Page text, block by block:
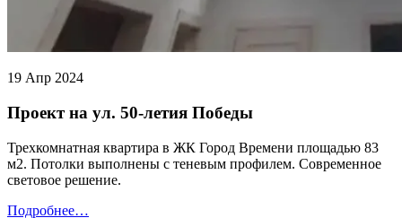
19 Апр 2024
Проект на ул. 50-летия Победы
Трехкомнатная квартира в ЖК Город Времени площадью 83
м2. Потолки выполнены с теневым профилем. Современное
световое решение.
Подробнее…